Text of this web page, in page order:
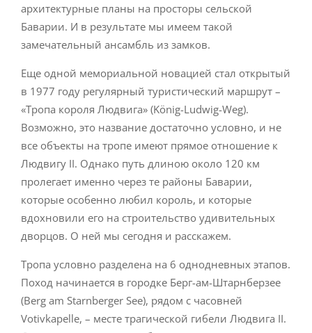
архитектурные планы на просторы сельской
Баварии. И в результате мы имеем такой
замечательный ансамбль из замков.
Еще одной мемориальной новацией стал открытый
в 1977 году регулярный туристический маршрут –
«Тропа короля Людвига» (König-Ludwig-Weg).
Возможно, это название достаточно условно, и не
все объекты на тропе имеют прямое отношение к
Людвигу II. Однако путь длиною около 120 км
пролегает именно через те районы Баварии,
которые особенно любил король, и которые
вдохновили его на строительство удивительных
дворцов. О ней мы сегодня и расскажем.
Тропа условно разделена на 6 однодневных этапов.
Поход начинается в городке Берг-ам-Штарнберзее
(Berg am Starnberger See), рядом с часовней
Votivkapelle, – месте трагической гибели Людвига II.